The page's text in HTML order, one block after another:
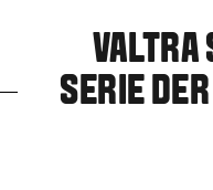
VALTRA
SERIE